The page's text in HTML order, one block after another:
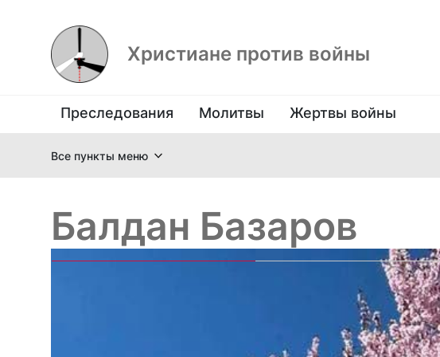
Христиане против войны
Преследования Молитвы Жертвы войны
Все пункты меню
Балдан Базаров